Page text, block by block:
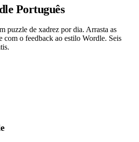
Português
puzzle de xadrez por dia. Arrasta as
com o feedback ao estilo Wordle. Seis